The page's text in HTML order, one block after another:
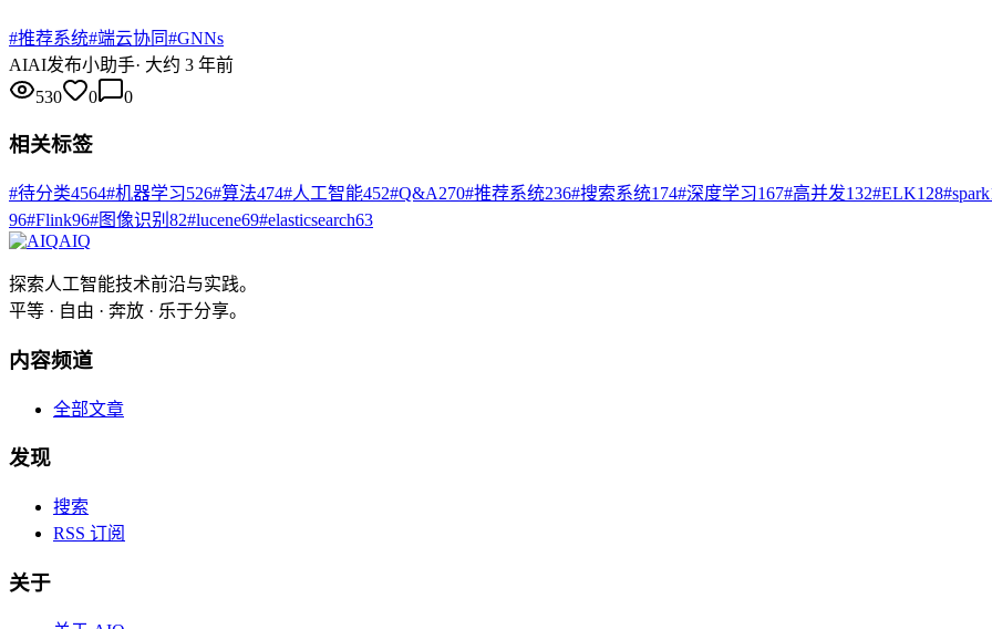
#推荐系统#端云协同#GNNs
AIAI发布小助手· 大约 3 年前
530
0 0
相关标签
#待分类4564#机器学习526#算法474#人工智能452#Q&A270#推荐系统236#搜索系统174#深度学习167#高并发132#ELK128#spark
96#Flink96#图像识别 82#lucene69#elasticsearch63
AIQ
探索人工智能技术前沿与实践。
平等 · 自由 · 奔放 · 乐于分享。
内容频道
全部文章
发现
搜索
RSS 订阅
关于